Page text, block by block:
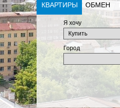
КВАРТИРЫ ОБМЕН
Я хочу
Город